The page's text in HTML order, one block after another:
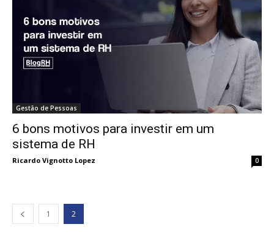
Gestão de Pessoas
6 bons motivos para investir em um
sistema de RH
Ricardo Vignotto Lopez 0
1 2